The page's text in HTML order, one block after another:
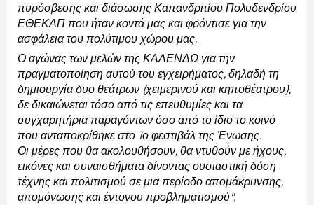
πυρόσβεσης και διάσωσης Καπανδριτίου Πολυδενδρίου
ΕΘΕΚΑΠ που ήταν κοντά μας και φρόντισε για την
ασφάλεια του πολύτιμου χώρου μας.
Ο αγώνας των μελών της ΚΑΛΕΝΔΩ για την
πραγματοποίηση αυτού του εγχειρήματος, δηλαδή τη
δημιουργία δυο θεάτρων (χειμερινού και κηποθέατρου),
δε δικαιώνεται τόσο από τις επευθυμίες και τα
συγχαρητήρια παραγόντων όσο από το ίδιο το κοινό
που ανταποκρίθηκε στο 1ο φεστιβάλ της Ένωσης.
Οι μέρες που θα ακολουθήσουν, θα ντυθούν με ήχους,
εικόνες και συναισθήματα δίνοντας ουσιαστική δόση
τέχνης και πολιτισμού σε μια περίοδο απομάκρυνσης,
απομόνωσης και έντονου προβληματισμού".